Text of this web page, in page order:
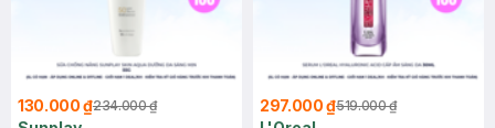
130.000 ₫234.000 ₫ 297.000 ₫519.000 ₫